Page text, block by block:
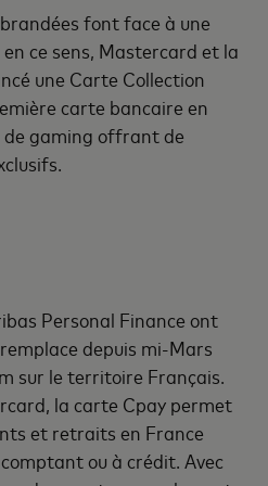
font face à une
n ce sens, Mastercard et la
une Carte Collection
carte bancaire en
de gaming offrant de
Personal Finance ont
depuis mi-Mars
sur le territoire Français.
la carte Cpay permet
et retraits en France
ou à crédit. Avec